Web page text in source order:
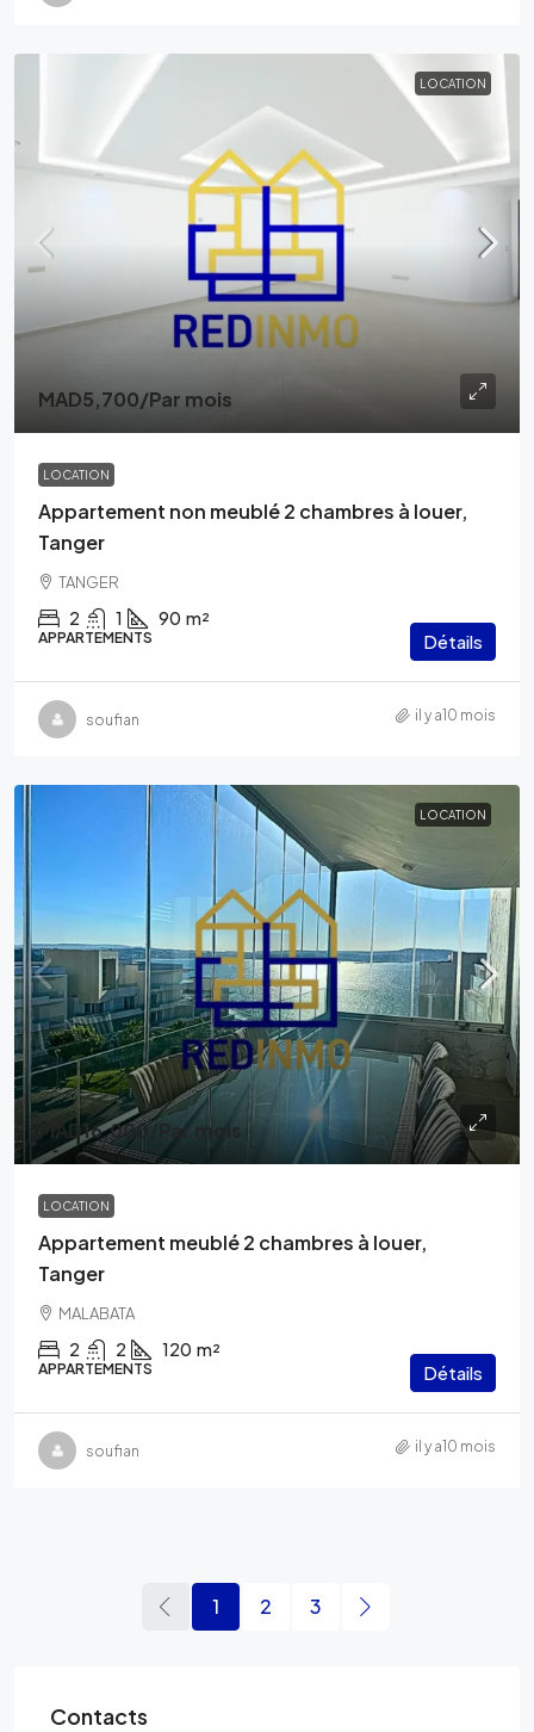
LOCATION
MAD5,700/Par mois
LOCATION
Appartement non meublé 2 chambres à louer,
Tanger
TANGER
2 1 90 m²
APPARTEMENTS Détails
soufian il y a10 mois
LOCATION
MAD16,000/Par mois
LOCATION
Appartement meublé 2 chambres à louer,
Tanger
MALABATA
2 2 120 m²
APPARTEMENTS Détails
soufian il y a10 mois
1 2 3
Contacts